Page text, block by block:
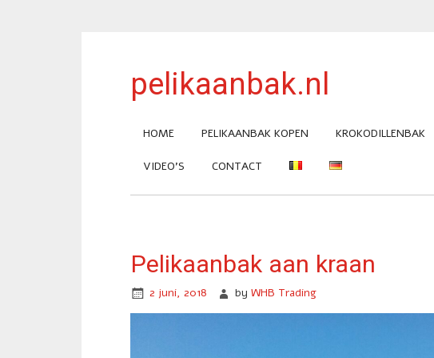
pelikaanbak.nl
HOME PELIKAANBAK KOPEN KROKODILLENBAK
VIDEO’S CONTACT
Pelikaanbak aan kraan
2 juni, 2018 by WHB Trading